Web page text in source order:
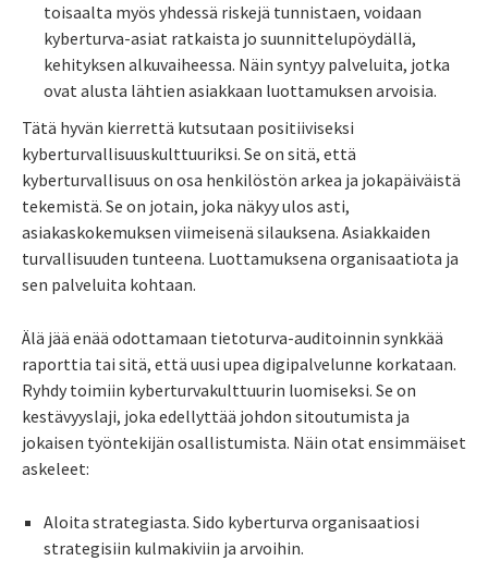
toisaalta myös yhdessä riskejä tunnistaen, voidaan
kyberturva-asiat ratkaista jo suunnittelupöydällä,
kehityksen alkuvaiheessa. Näin syntyy palveluita, jotka
ovat alusta lähtien asiakkaan luottamuksen arvoisia.
Tätä hyvän kierrettä kutsutaan positiiviseksi
kyberturvallisuuskulttuuriksi. Se on sitä, että
kyberturvallisuus on osa henkilöstön arkea ja jokapäiväistä
tekemistä. Se on jotain, joka näkyy ulos asti,
asiakaskokemuksen viimeisenä silauksena. Asiakkaiden
turvallisuuden tunteena. Luottamuksena organisaatiota ja
sen palveluita kohtaan.
Älä jää enää odottamaan tietoturva-auditoinnin synkkää
raporttia tai sitä, että uusi upea digipalvelunne korkataan.
Ryhdy toimiin kyberturvakulttuurin luomiseksi. Se on
kestävyyslaji, joka edellyttää johdon sitoutumista ja
jokaisen työntekijän osallistumista. Näin otat ensimmäiset
askeleet:
Aloita strategiasta. Sido kyberturva organisaatiosi
strategisiin kulmakiviin ja arvoihin.